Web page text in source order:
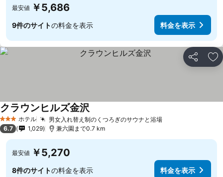
最安値 ￥5,686
9件のサイトの料金を表示 料金を表示
シェア お
3 ホテルのランク
ホテル 男女入れ替え制のくつろぎのサウナと浴場料金を表示
クラウンヒルズ金沢料金を表示
6.7 1,029 兼六園まで0.7 km
最安値 ￥5,270
8件のサイトの料金を表示 料金を表示